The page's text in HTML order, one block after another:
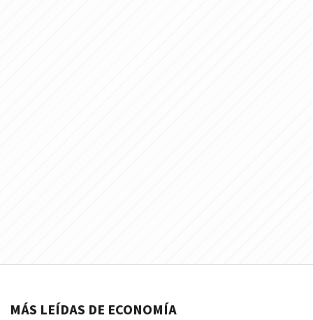
MÁS LEÍDAS DE ECONOMÍA